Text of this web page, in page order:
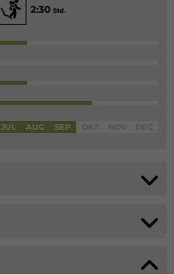
2:30 Std.
JUL AUG SEP